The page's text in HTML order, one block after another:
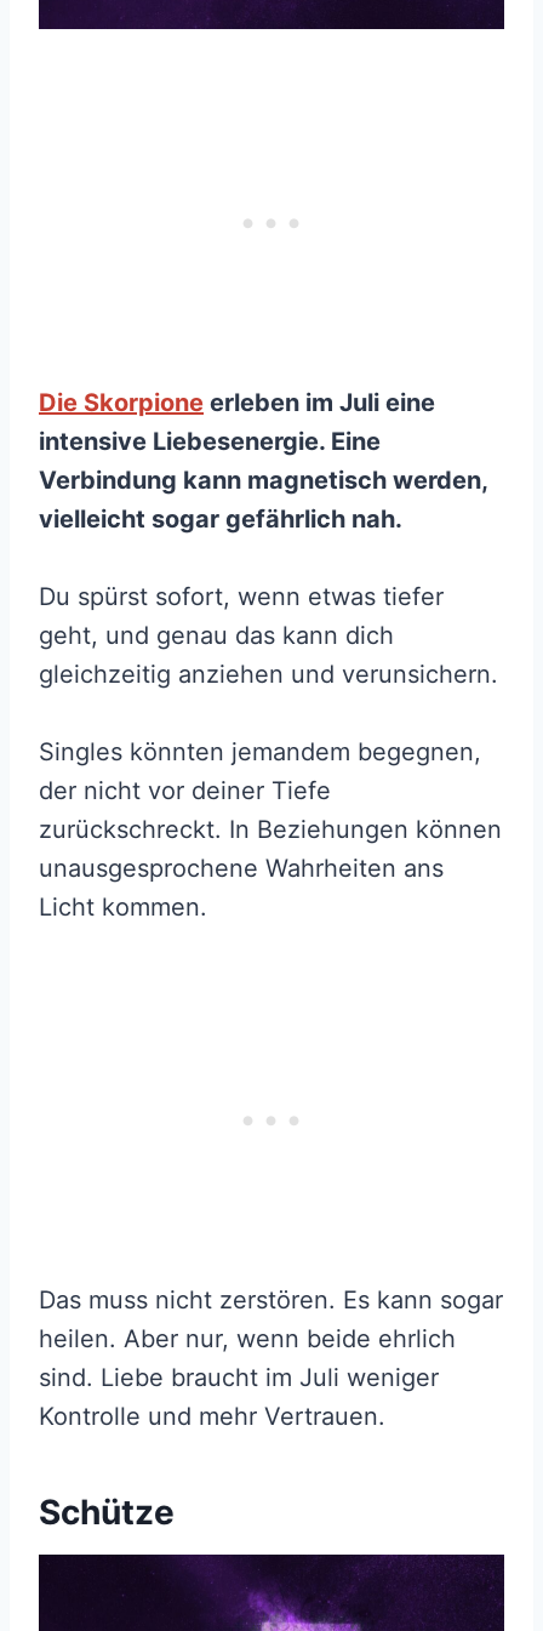
Die Skorpione erleben im Juli eine
intensive Liebesenergie. Eine
Verbindung kann magnetisch werden,
vielleicht sogar gefährlich nah.
Du spürst sofort, wenn etwas tiefer
geht, und genau das kann dich
gleichzeitig anziehen und verunsichern.
Singles könnten jemandem begegnen,
der nicht vor deiner Tiefe
zurückschreckt. In Beziehungen können
unausgesprochene Wahrheiten ans
Licht kommen.
Das muss nicht zerstören. Es kann sogar
heilen. Aber nur, wenn beide ehrlich
sind. Liebe braucht im Juli weniger
Kontrolle und mehr Vertrauen.
Schütze